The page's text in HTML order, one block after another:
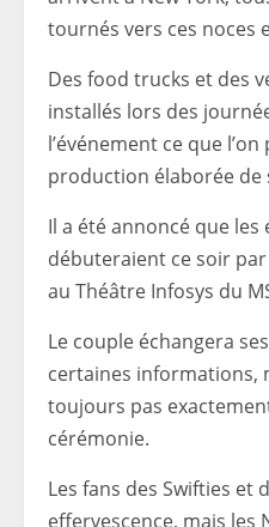
tournés vers ces noces
Des food trucks et des
installés lors des
l’événement ce que
production élaborée de
Il a été annoncé que les
débuteraient ce soir
au Théâtre Infosys du
Le couple échangera
certaines informations,
toujours pas
cérémonie.
Les fans des Swifties et
effervescence, mais les